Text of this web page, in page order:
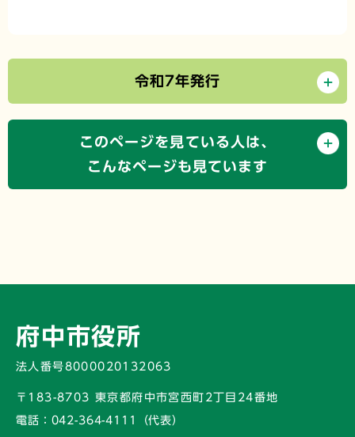
令和7年発行
このページを見ている人は、
こんなページも見ています
府中市役所
法人番号8000020132063
〒183-8703 東京都府中市宮西町2丁目24番地
電話： 042-364-4111（代表）